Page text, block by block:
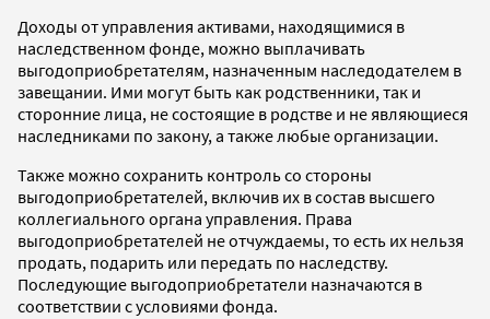
Доходы от управления активами, находящимися в
наследственном фонде, можно выплачивать
выгодоприобретателям, назначенным наследодателем в
завещании. Ими могут быть как родственники, так и
сторонние лица, не состоящие в родстве и не являющиеся
наследниками по закону, а также любые организации.
Также можно сохранить контроль со стороны
выгодоприобретателей, включив их в состав высшего
коллегиального органа управления. Права
выгодоприобретателей не отчуждаемы, то есть их нельзя
продать, подарить или передать по наследству.
Последующие выгодоприобретатели назначаются в
соответствии с условиями фонда.